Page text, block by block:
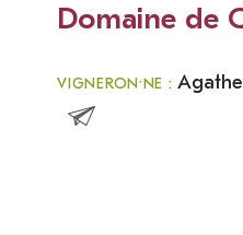
Domaine de
VIGNERON·NE :